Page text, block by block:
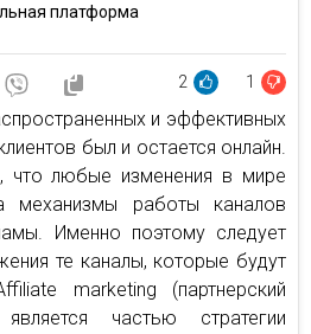
платформа
2 1
и эффективных
был и остается онлайн.
что любые изменения в мире
механизмы работы каналов
Именно поэтому следует
те каналы, которые будут
marketing (партнерский
частью стратегии